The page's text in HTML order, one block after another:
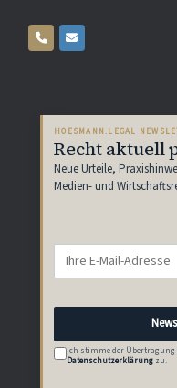
HOESMANN.LEGAL
Recht aktuell
Neue Urteile,
Medien- und
Ich stimme der Übertragung
Datenschutzerklärung zu.